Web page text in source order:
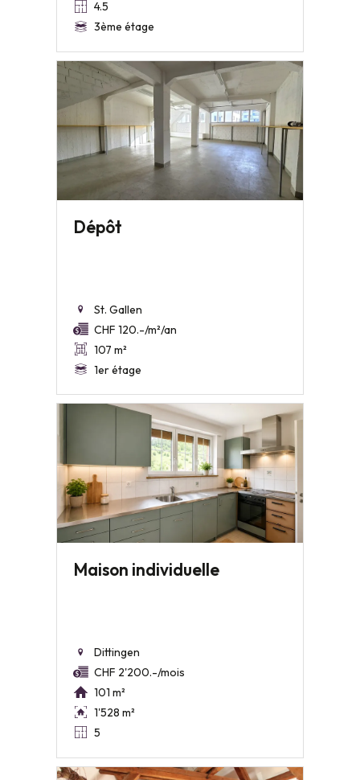
4.5
3ème étage
Dépôt
St. Gallen
CHF 120.-/m²/an
107 m²
1er étage
Maison individuelle
Dittingen
CHF 2'200.-/mois
101 m²
1'528 m²
5